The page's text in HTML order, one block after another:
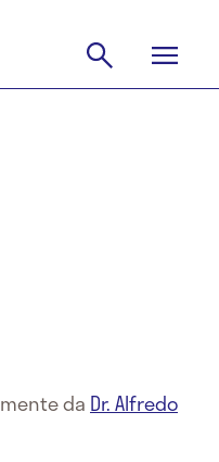
da Dr. Alfredo